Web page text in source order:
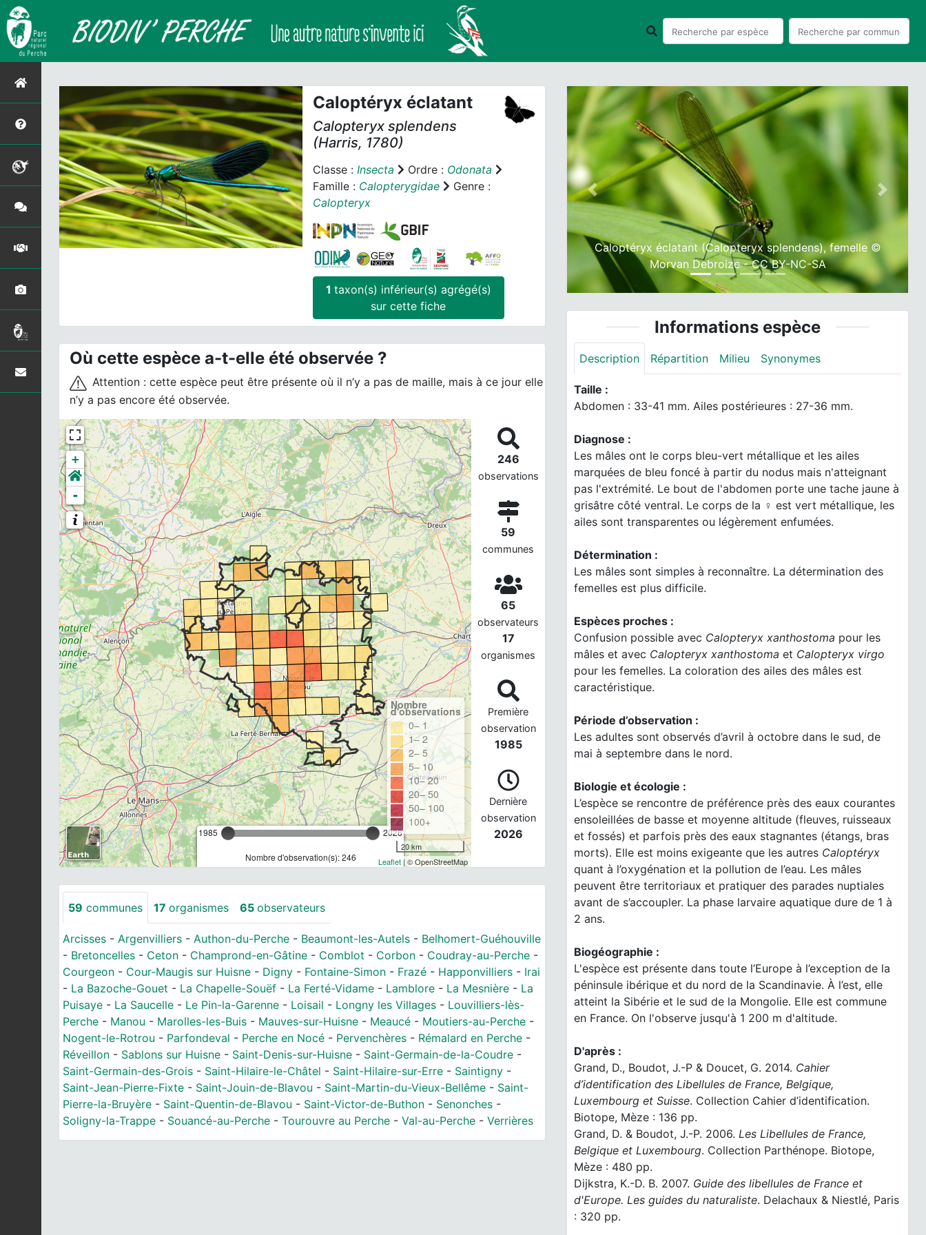
Caloptéryx éclatant
Calopteryx splendens
(Harris, 1780)
Classe : Insecta Ordre : Odonata
Famille : Calopterygidae
Genre :
Calopteryx
1 taxon(s) inférieur(s) agrégé(s)
sur cette fiche
Où cette espèce a-t-elle été observée ?
Attention : cette espèce peut être présente où il n’y a pas de maille, mais à ce jour elle
n’y a pas encore été observée.
+
-
1985 2026
Nombre d'observation(s): 246
Nombre
d'observations
0– 1
1– 2
2– 5
5– 10
10– 20
20– 50
50– 100
100+
20 km
Leaflet| © OpenStreetMap
246
observations
59
communes
65
observateurs
17
organismes
Première
observation
1985
Dernière
observation
2026
59 communes 17 organismes 65 observateurs
Arcisses - Argenvilliers - Authon-du-Perche - Beaumont-les-Autels - Belhomert-Guéhouville
- Bretoncelles - Ceton - Champrond-en-Gâtine - Comblot - Corbon - Coudray-au-Perche -
Courgeon - Cour-Maugis sur Huisne - Digny - Fontaine-Simon - Frazé - Happonvilliers - Irai
- La Bazoche-Gouet - La Chapelle-Souëf - La Ferté-Vidame - Lamblore - La Mesnière - La
Puisaye - La Saucelle - Le Pin-la-Garenne - Loisail - Longny les Villages - Louvilliers-lès-
Perche - Manou - Marolles-les-Buis - Mauves-sur-Huisne - Meaucé - Moutiers-au-Perche -
Nogent-le-Rotrou - Parfondeval - Perche en Nocé - Pervenchères - Rémalard en Perche -
Réveillon - Sablons sur Huisne - Saint-Denis-sur-Huisne - Saint-Germain-de-la-Coudre -
Saint-Germain-des-Grois - Saint-Hilaire-le-Châtel - Saint-Hilaire-sur-Erre - Saintigny -
Saint-Jean-Pierre-Fixte - Saint-Jouin-de-Blavou - Saint-Martin-du-Vieux-Bellême - Saint-
Pierre-la-Bruyère - Saint-Quentin-de-Blavou - Saint-Victor-de-Buthon - Senonches -
Soligny-la-Trappe - Souancé-au-Perche - Tourouvre au Perche - Val-au-Perche - Verrières
Caloptéryx éclatant (Calopteryx splendens), femelle ©
Morvan Debroize - CC BY-NC-SA
Previous Next
Informations espèce
Description Répartition Milieu Synonymes
Taille :
Abdomen : 33-41 mm. Ailes postérieures : 27-36 mm.
Diagnose :
Les mâles ont le corps bleu-vert métallique et les ailes
marquées de bleu foncé à partir du nodus mais n'atteignant
pas l'extrémité. Le bout de l'abdomen porte une tache jaune à
grisâtre côté ventral. Le corps de la ♀ est vert métallique, les
ailes sont transparentes ou légèrement enfumées.
Détermination :
Les mâles sont simples à reconnaître. La détermination des
femelles est plus difficile.
Espèces proches :
Confusion possible avec Calopteryx xanthostoma pour les
mâles et avec Calopteryx xanthostoma et Calopteryx virgo
pour les femelles. La coloration des ailes des mâles est
caractéristique.
Période d’observation :
Les adultes sont observés d’avril à octobre dans le sud, de
mai à septembre dans le nord.
Biologie et écologie :
L’espèce se rencontre de préférence près des eaux courantes
ensoleillées de basse et moyenne altitude (fleuves, ruisseaux
et fossés) et parfois près des eaux stagnantes (étangs, bras
morts). Elle est moins exigeante que les autres Caloptéryx
quant à l’oxygénation et la pollution de l’eau. Les mâles
peuvent être territoriaux et pratiquer des parades nuptiales
avant de s’accoupler. La phase larvaire aquatique dure de 1 à
2 ans.
Biogéographie :
L'espèce est présente dans toute l’Europe à l’exception de la
péninsule ibérique et du nord de la Scandinavie. À l’est, elle
atteint la Sibérie et le sud de la Mongolie. Elle est commune
en France. On l'observe jusqu'à 1 200 m d'altitude.
D'après :
Grand, D., Boudot, J.-P & Doucet, G. 2014. Cahier
d’identification des Libellules de France, Belgique,
Luxembourg et Suisse. Collection Cahier d’identification.
Biotope, Mèze : 136 pp.
Grand, D. & Boudot, J.-P. 2006.Les Libellules de France,
Belgique et Luxembourg. Collection Parthénope. Biotope,
Mèze : 480 pp.
Dijkstra, K.-D. B. 2007. Guide des libellules de France et
d'Europe. Les guides du naturaliste. Delachaux & Niestlé, Paris
: 320 pp.